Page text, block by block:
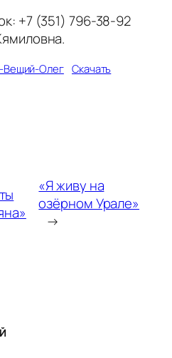
+7 (351) 796-38-92
Вещий-Олег Скачать
«Я живу на
озёрном Урале»
→